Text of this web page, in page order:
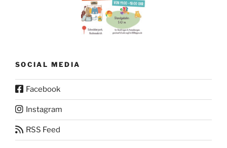
SOCIAL MEDIA
Facebook
Instagram
RSS Feed